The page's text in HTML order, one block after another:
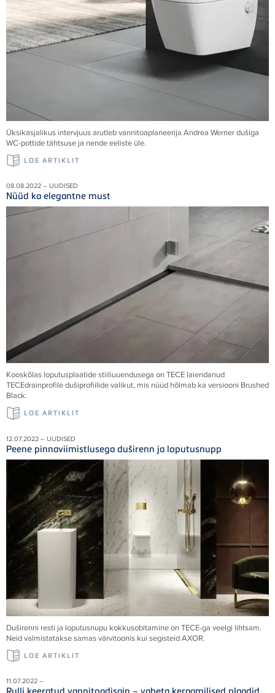
Üksikasjalikus intervjuus arutleb vannitoaplaneerija Andrea Werner dušiga
WC-pottide tähtsuse ja nende eeliste üle.
LOE ARTIKLIT
08.08.2022 – UUDISED
Nüüd ka elegantne must
Kooskõlas loputusplaatide stiiliuuendusega on TECE laiendanud
TECEdrainprofile dušiprofiilide valikut, mis nüüd hõlmab ka versiooni Brushed
Black.
LOE ARTIKLIT
12.07.2022 – UUDISED
Peene pinnaviimistlusega duširenn ja loputusnupp
Duširenni resti ja loputusnupu kokkusobitamine on TECE-ga veelgi lihtsam.
Neid valmistatakse samas värvitoonis kui segisteid AXOR.
LOE ARTIKLIT
11.07.2022 –